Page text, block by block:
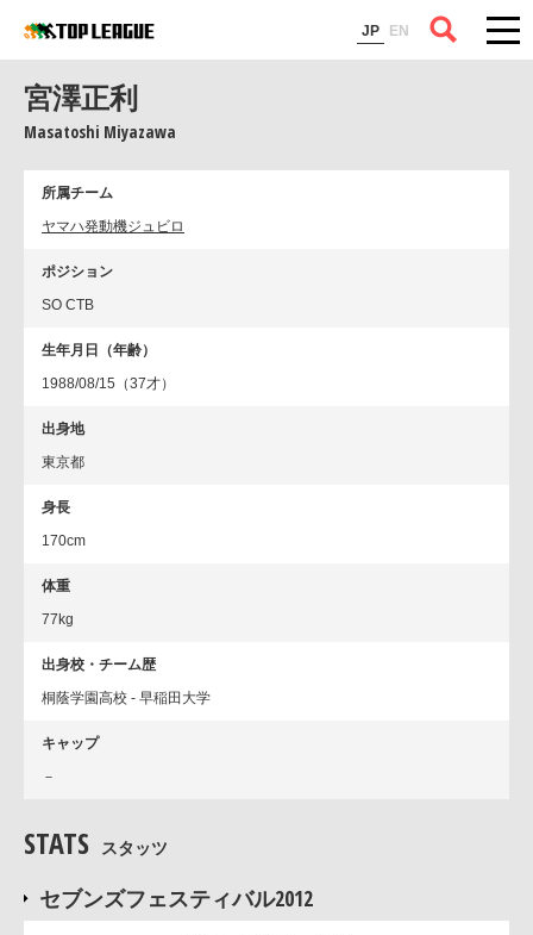
JP EN
コラム
宮澤正利
Masatoshi Miyazawa
所属チーム
ヤマハ発動機ジュビロ
ポジション
SO CTB
生年月日（年齢）
1988/08/15（37才）
出身地
東京都
身長
170cm
体重
77kg
出身校・チーム歴
桐蔭学園高校 - 早稲田大学
キャップ
－
STATS スタッツ
セブンズフェスティバル2012